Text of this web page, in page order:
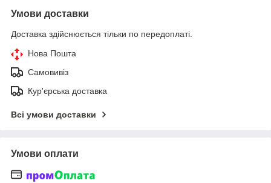
Умови доставки
Доставка здійснюється тільки по передоплаті.
Нова Пошта
Самовивіз
Кур'єрська доставка
Всі умови доставки
Умови оплати